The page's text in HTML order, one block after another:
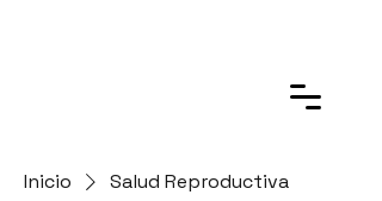
Inicio Salud Reproductiva